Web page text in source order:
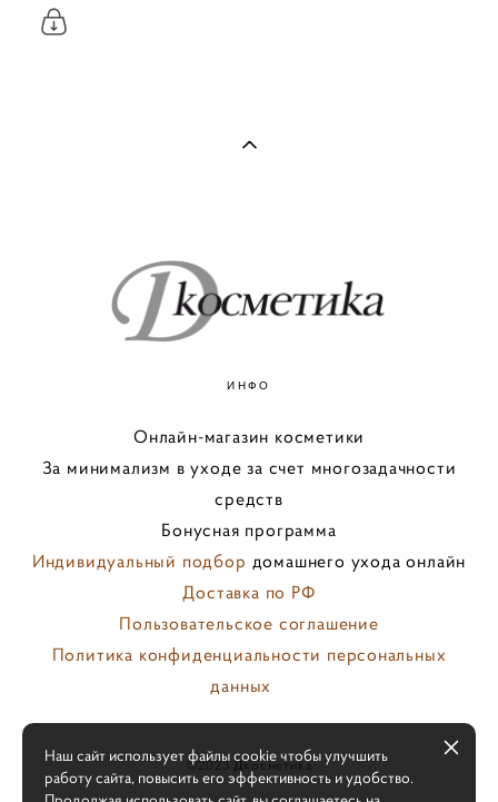
ИНФО
Онлайн-магазин косметики
За минимализм в уходе за счет многозадачности
средств
Бонусная программа
Индивидуальный подбор домашнего ухода онлайн
Доставка по РФ
Пользовательское соглашение
Политика конфиденциальности персональных
данных
©️2023Дkoсмeтиka
Наш сайт использует файлы cookie чтобы улучшить
работу сайта, повысить его эффективность и удобство.